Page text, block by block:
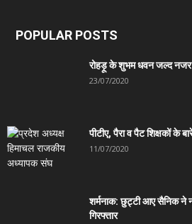
POPULAR POSTS
रोहड़ू के शुभम धवन जल्द नजर
23/07/2020
पीटीए, पैरा व पैट शिक्षकों के
11/07/2020
शर्मनाक: छुट्टी आए सैनिक ने
गिरफ्तार